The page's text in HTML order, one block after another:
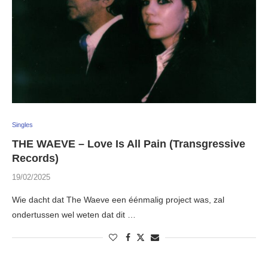
Singles
THE WAEVE – Love Is All Pain (Transgressive
Records)
19/02/2025
Wie dacht dat The Waeve een éénmalig project was, zal
ondertussen wel weten dat dit …